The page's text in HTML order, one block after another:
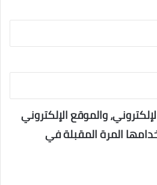
والموقع الإلكتروني
المرة المقبلة في